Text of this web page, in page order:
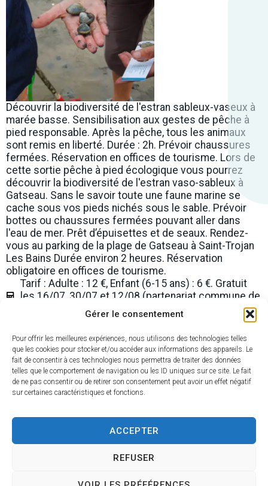
Gérer le consentement
Pour offrir les meilleures expériences, nous utilisons des technologies telles
que les cookies pour stocker et/ou accéder aux informations des appareils. Le
fait de consentir à ces technologies nous permettra de traiter des données
telles que le comportement de navigation ou les ID uniques sur ce site. Le fait
de ne pas consentir ou de retirer son consentement peut avoir un effet négatif
sur certaines caractéristiques et fonctions.
ACCEPTER
REFUSER
Découvrir la biodiversité de l'estran sableux-vaseux à
marée basse. Sensibilisation aux gestes de pêche à
pied responsable. Après la pêche, tous les animaux
sont remis en liberté. Durée : 2h. Prévoir chaussures
fermées. Réservation en offices de tourisme. Lors de
cette sortie pêche à pied écologique vous pourrez
découvrir la biodiversité de l'estran vaso-sableux à
Gatseau. Sans le savoir toute une faune marine se
cache sous vos pieds nichés sous le sable. Prévoir
bottes ou chaussures fermées pouvant aller dans
l'eau de mer. Prêt d’épuisettes et de seaux. Rendez-
vous au parking de la plage de Gatseau à Saint-Trojan
Les Bains Durée environ 2 heures. Réservation
obligatoire en offices de tourisme.
Tarif : Adulte : 12 €, Enfant (6-15 ans) : 6 €. Gratuit
les 16/07, 30/07 et 12/08 (partenariat commune de
Catégorie : Visite guidée et/ou commentée
Type de manifestation : Nature et détente
Thème de la manifestation : Pêche/Ostréiculture
Site de l'office de tourisme Oléron Marennes
Date de l'événement : 26 août 2026
Lieu : Entrée de la plage de Gatseau 17370
Saint-Trojan-les-Bains